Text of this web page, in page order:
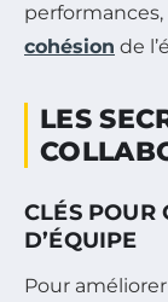
cohésion de
LES
CLÉS POUR
D’ÉQUIPE
Pour